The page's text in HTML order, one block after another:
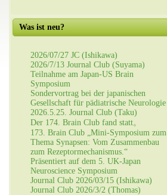
Was ist neu?
2026/07/27 JC (Ishikawa)
2026/7/13 Journal Club (Suyama)
Teilnahme am Japan-US Brain
Symposium
Sondervortrag bei der japanischen
Gesellschaft für pädiatrische Neurologie
2026.5.25. Journal Club (Taku)
Der 174. Brain Club fand statt。
173. Brain Club „Mini-Symposium zum
Thema Synapsen: Vom Zusammenbau
zum Rezeptormechanismus.“
Präsentiert auf dem 5. UK-Japan
Neuroscience Symposium
Journal Club 2026/03/15 (Ishikawa)
Journal Club 2026/3/2 (Thomas)